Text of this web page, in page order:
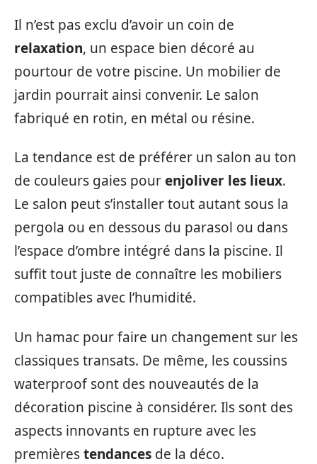
Il n’est pas exclu d’avoir un coin de
relaxation, un espace bien décoré au
pourtour de votre piscine. Un mobilier de
jardin pourrait ainsi convenir. Le salon
fabriqué en rotin, en métal ou résine.
La tendance est de préférer un salon au ton
de couleurs gaies pourenjoliver les lieux.
Le salon peut s’installer tout autant sous la
pergola ou en dessous du parasol ou dans
l’espace d’ombre intégré dans la piscine. Il
suffit tout juste de connaître les mobiliers
compatibles avec l’humidité.
Un hamac pour faire un changement sur les
classiques transats. De même, les coussins
waterproof sont des nouveautés de la
décoration piscine à considérer. Ils sont des
aspects innovants en rupture avec les
premièrestendances de la déco.